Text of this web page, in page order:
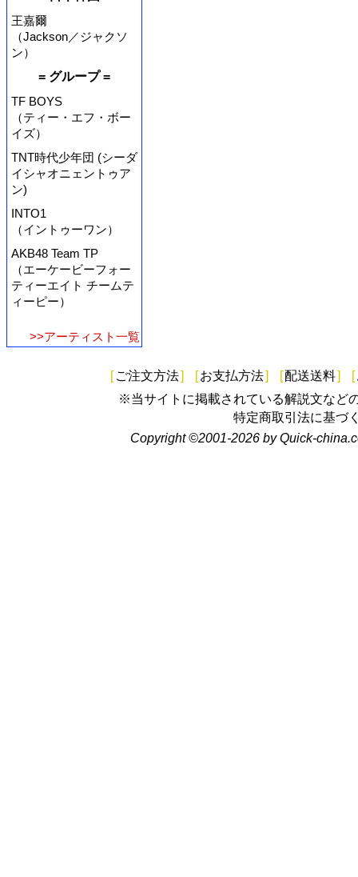
王嘉爾
（Jackson／ジャクソ
ン）
= グループ =
TF BOYS
（ティー・エフ・ボー
イズ）
TNT時代少年団 (シーダ
イシャオニェントゥア
ン)
INTO1
（イントゥーワン）
AKB48 Team TP
（エーケービーフォー
ティーエイト チームテ
ィーピー）
>>アーティスト一覧
[ ご注文方法] [お支払方法] [配送送料] [
※当サイトに掲載されている解説文など
特定商取引法に基づ
Copyright ©2001-2026 by Quick-